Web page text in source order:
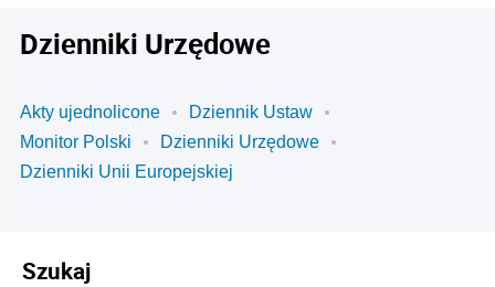
Dzienniki Urzędowe
Akty ujednolicone
Dziennik Ustaw
Monitor Polski
Dzienniki Urzędowe
Dzienniki Unii Europejskiej
Szukaj